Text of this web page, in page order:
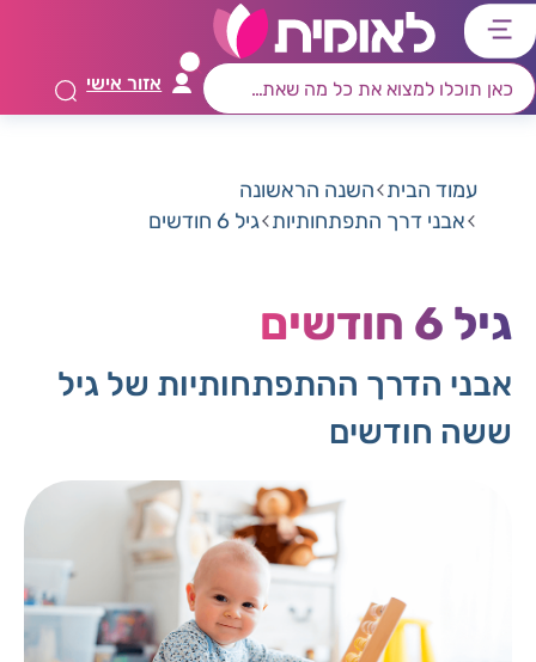
דלג
לתפריט
ראשי
דלג
לרכיב
חיפוש
דלג
לתוכן
מרכזי
דלג
לאזור
קישורים
אזור אישי
עמוד הבית השנה הראשונה
אבני דרך התפתחותיות גיל 6 חודשים
גיל 6 חודשים
אבני הדרך ההתפתחותיות של גיל
ששה חודשים